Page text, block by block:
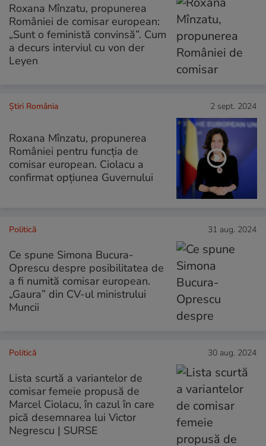
Roxana Mînzatu, propunerea
României de comisar european:
„Sunt o feministă convinsă”. Cum
a decurs interviul cu von der
Leyen
Știri România 2 sept. 2024
Roxana Mînzatu, propunerea
României pentru funcția de
comisar european. Ciolacu a
confirmat opțiunea Guvernului
Politică 31 aug. 2024
Ce spune Simona Bucura-
Oprescu despre posibilitatea de
a fi numită comisar european.
„Gaura” din CV-ul ministrului
Muncii
Politică 30 aug. 2024
Lista scurtă a variantelor de
comisar femeie propusă de
Marcel Ciolacu, în cazul în care
pică desemnarea lui Victor
Negrescu | SURSE